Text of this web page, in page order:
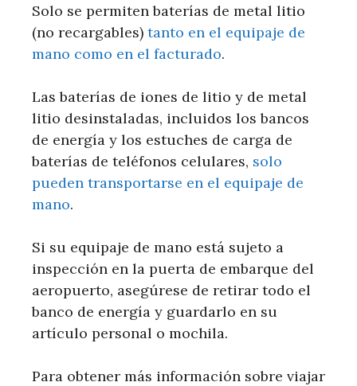
Solo se permiten baterías de metal litio
(no recargables) tanto en el equipaje de
mano como en el facturado.
Las baterías de iones de litio y de metal
litio desinstaladas, incluidos los bancos
de energía y los estuches de carga de
baterías de teléfonos celulares, solo
pueden transportarse en el equipaje de
mano.
Si su equipaje de mano está sujeto a
inspección en la puerta de embarque del
aeropuerto, asegúrese de retirar todo el
banco de energía y guardarlo en su
artículo personal o mochila.
Para obtener más información sobre viajar